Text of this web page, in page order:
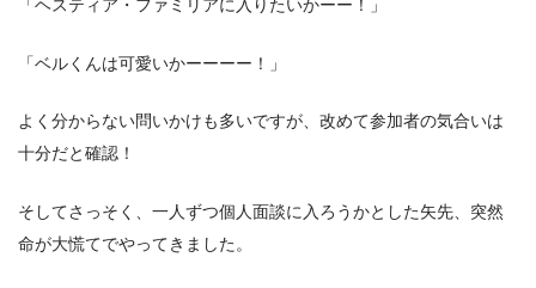
「ヘスティア・ファミリアに入りたいかーー！」
「ベルくんは可愛いかーーーー！」
よく分からない問いかけも多いですが、改めて参加者の気合いは
十分だと確認！
そしてさっそく、一人ずつ個人面談に入ろうかとした矢先、突然
命が大慌てでやってきました。